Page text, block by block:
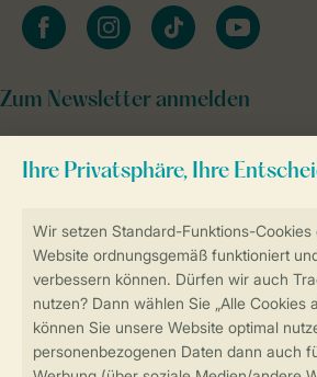
Sicher und schnell zur Online-
Sichere Datenübertragung
Sicheres Bezahlen
facebookinstagramtiktok youtube
Zum Newsletter anmelden